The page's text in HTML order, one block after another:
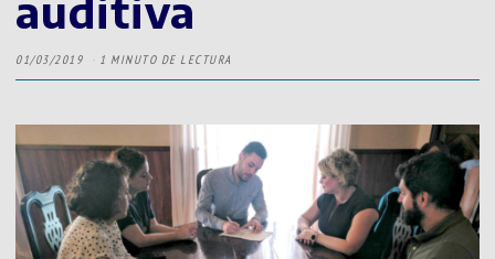
auditiva
01/03/2019 1 MINUTO DE LECTURA